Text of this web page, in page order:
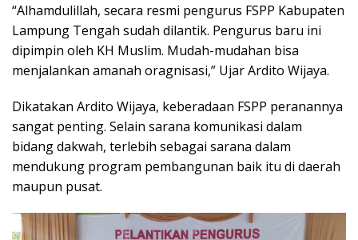
“Alhamdulillah, secara resmi pengurus FSPP Kabupaten
Lampung Tengah sudah dilantik. Pengurus baru ini
dipimpin oleh KH Muslim. Mudah-mudahan bisa
menjalankan amanah oragnisasi,” Ujar Ardito Wijaya.
Dikatakan Ardito Wijaya, keberadaan FSPP peranannya
sangat penting. Selain sarana komunikasi dalam
bidang dakwah, terlebih sebagai sarana dalam
mendukung program pembangunan baik itu di daerah
maupun pusat.